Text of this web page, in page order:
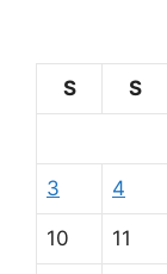
S
S
3 4
10 11